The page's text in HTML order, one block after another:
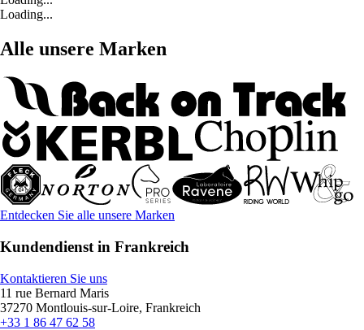
Loading...
Alle unsere Marken
Entdecken Sie alle unsere Marken
Kundendienst in Frankreich
Kontaktieren Sie uns
11 rue Bernard Maris
37270 Montlouis-sur-Loire, Frankreich
+33 1 86 47 62 58